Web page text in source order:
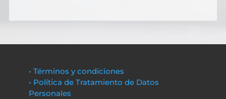
• Términos y condiciones
• Política de Tratamiento de Datos
Personales